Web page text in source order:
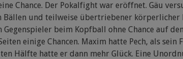
Chance. Der Pokalfight war eröffnet. Gäu
und teilweise übertriebener körperlicher
beim Kopfball ohne Chance auf
einige Chancen. Maxim hatte Pech, als
Hälfte hatte er dann mehr Glück. Eine